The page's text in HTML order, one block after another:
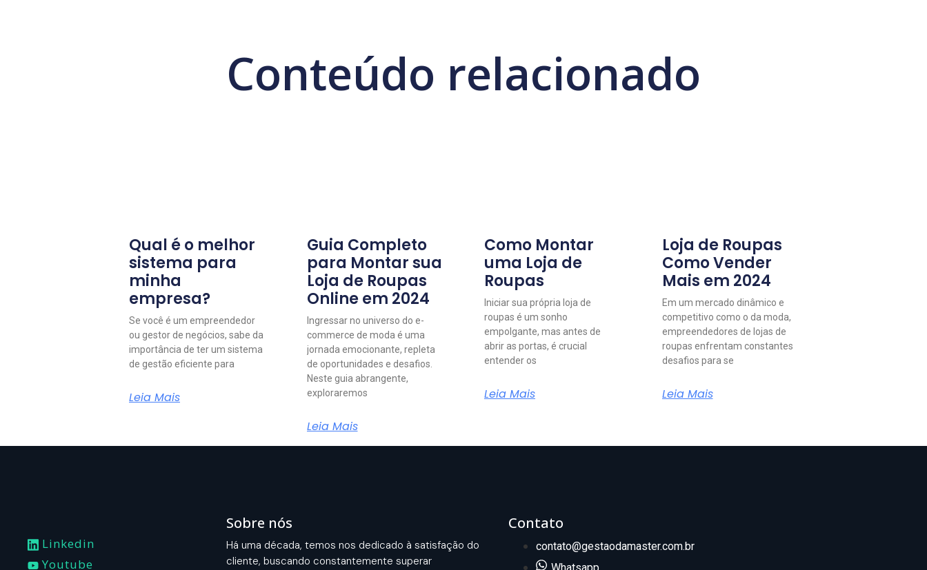
Conteúdo relacionado
Qual é o melhor
sistema para
minha
empresa?
Se você é um empreendedor
ou gestor de negócios, sabe da
importância de ter um sistema
de gestão eficiente para
Leia Mais
Guia Completo
para Montar sua
Loja de Roupas
Online em 2024
Ingressar no universo do e-
commerce de moda é uma
jornada emocionante, repleta
de oportunidades e desafios.
Neste guia abrangente,
exploraremos
Leia Mais
Como Montar
uma Loja de
Roupas
Iniciar sua própria loja de
roupas é um sonho
empolgante, mas antes de
abrir as portas, é crucial
entender os
Leia Mais
Loja de Roupas
Como Vender
Mais em 2024
Em um mercado dinâmico e
competitivo como o da moda,
empreendedores de lojas de
roupas enfrentam constantes
desafios para se
Leia Mais
Linkedin
Youtube
Sobre nós
Há uma década, temos nos dedicado à satisfação do
cliente, buscando constantemente superar
Contato
contato@gestaodamaster.com.br